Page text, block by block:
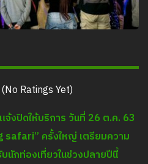
Ratings Yet)
จ้งปิดให้บริการ วันที่ 26 ต.ค. 63
safari” ครั้งใหญ่ เตรียมความ
กท่องเที่ยวในช่วงปลายปีนี้